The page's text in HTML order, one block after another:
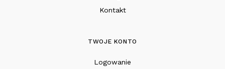
Kontakt
TWOJE KONTO
Logowanie